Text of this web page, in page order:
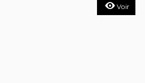
Voir